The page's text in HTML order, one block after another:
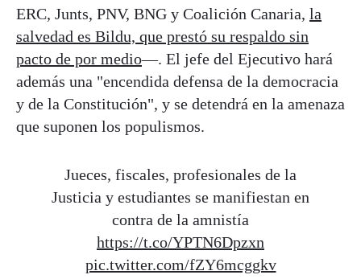
ERC, Junts, PNV, BNG y Coalición Canaria, la
salvedad es Bildu, que prestó su respaldo sin
pacto de por medio—. El jefe del Ejecutivo hará
además una "encendida defensa de la democracia
y de la Constitución", y se detendrá en la amenaza
que suponen los populismos.
Jueces, fiscales, profesionales de la
Justicia y estudiantes se manifiestan en
contra de la amnistía
https://t.co/YPTN6Dpzxn
pic.twitter.com/fZY6mcggkv